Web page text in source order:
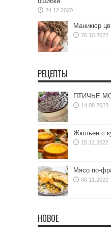
24.12.2020
Маникюр
26.10.2022
РЕЦЕПТЫ
ПТИЧЬЕ
14.08.2023
Жюльен с
15.12.2022
Мясо по-
06.11.2022
НОВОЕ